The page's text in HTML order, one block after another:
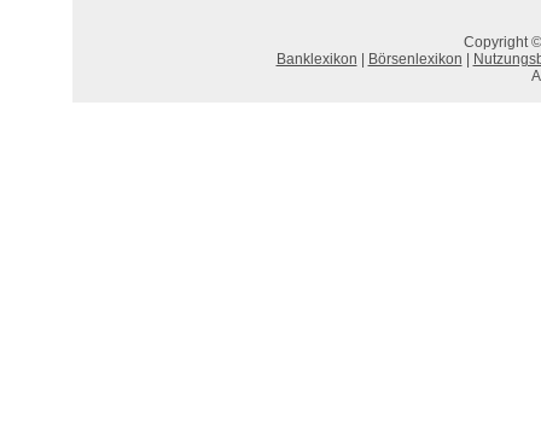
Copyright
Banklexikon
Börsenlexikon